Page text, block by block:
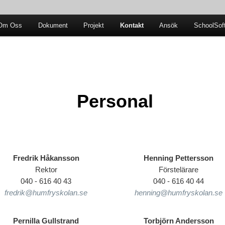
Oss Dokument Projekt Kontakt Ansök
Personal
Fredrik Håkansson
Rektor
040 - 616 40 43
fredrik@humfryskolan.se
Henning Pettersson
Förstelärare
040 - 616 40 44
henning@humfryskolan.se
Pernilla Gullstrand
Torbjörn Andersson